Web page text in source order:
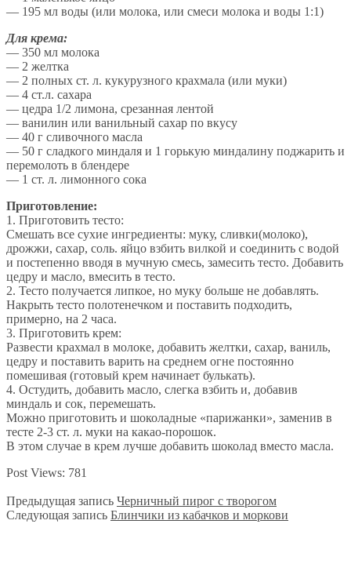
— 195 мл воды (или молока, или смеси молока и воды 1:1)
Для крема:
— 350 мл молока
— 2 желтка
— 2 полных ст. л. кукурузного крахмала (или муки)
— 4 ст.л. сахара
— цедра 1/2 лимона, срезанная лентой
— ванилин или ванильный сахар по вкусу
— 40 г сливочного масла
— 50 г сладкого миндаля и 1 горькую миндалину поджарить и
перемолоть в блендере
— 1 ст. л. лимонного сока
Приготовление:
1. Приготовить тесто:
Смешать все сухие ингредиенты: муку, сливки(молоко),
дрожжи, сахар, соль. яйцо взбить вилкой и соединить с водой
и постепенно вводя в мучную смесь, замесить тесто. Добавить
цедру и масло, вмесить в тесто.
2. Тесто получается липкое, но муку больше не добавлять.
Накрыть тесто полотенечком и поставить подходить,
примерно, на 2 часа.
3. Приготовить крем:
Развести крахмал в молоке, добавить желтки, сахар, ваниль,
цедру и поставить варить на среднем огне постоянно
помешивая (готовый крем начинает булькать).
4. Остудить, добавить масло, слегка взбить и, добавив
миндаль и сок, перемешать.
Можно приготовить и шоколадные «парижанки», заменив в
тесте 2-3 ст. л. муки на какао-порошок.
В этом случае в крем лучше добавить шоколад вместо масла.
Post Views: 781
Предыдущая запись Черничный пирог с творогом
Следующая запись Блинчики из кабачков и моркови